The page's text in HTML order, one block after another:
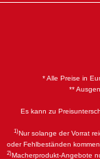
* Alle Preise in
**
Es kann zu
1)Nur solange der Vorrat
oder Fehlbeständen
2)Macherprodukt-Angebote